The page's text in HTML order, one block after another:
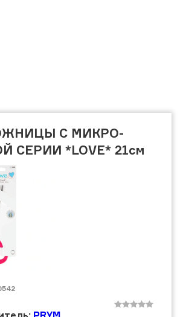
С МИКРО-
СЕРИИ *LOVE* 21см